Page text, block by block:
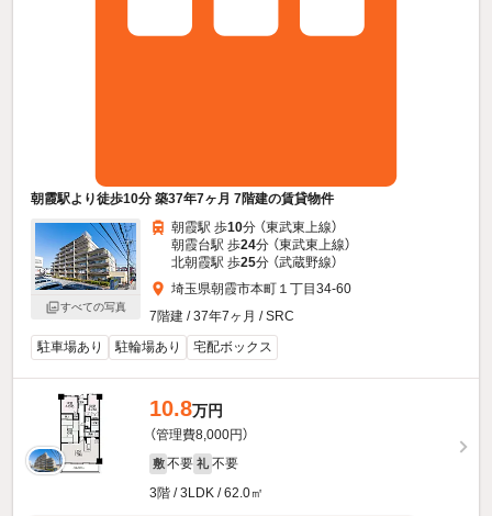
朝霞駅より徒歩10分 築37年7ヶ月 7階建の賃貸物件
すべての写真
朝霞駅 歩10分 （東武東上線）
朝霞台駅 歩24分 （東武東上線）
北朝霞駅 歩25分 （武蔵野線）
埼玉県朝霞市本町１丁目34-60
7階建 / 37年7ヶ月 / SRC
駐車場あり
駐輪場あり 宅配ボックス
10.8万円
（管理費8,000円）
敷 不要 礼 不要
3階 / 3LDK / 62.0㎡